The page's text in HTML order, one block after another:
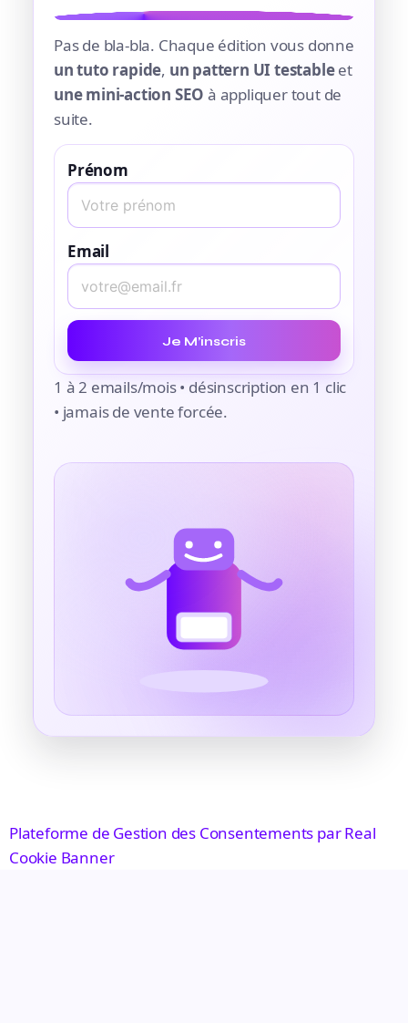
Pas de bla-bla. Chaque édition vous donne
un tuto rapide, un pattern UI testableet
une mini-action SEO à appliquer tout de
suite.
Prénom
Email
Je M’inscris
1 à 2 emails/mois • désinscription en 1 clic
• jamais de vente forcée.
Plateforme de Gestion des Consentements par Real
Cookie Banner